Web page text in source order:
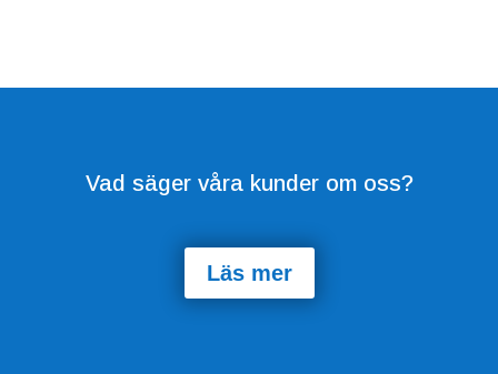
Vad säger våra kunder om oss?
Läs mer